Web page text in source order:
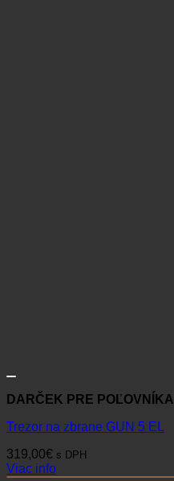
DARČEK PRE POĽOVNÍKA
Trezor na zbrane GUN 5 EL
319,00€ s DPH
Viac info